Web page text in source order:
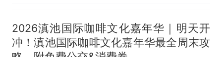
2026滇池国际咖啡文化嘉年华｜明天开
冲！滇池国际咖啡文化嘉年华最全周末攻